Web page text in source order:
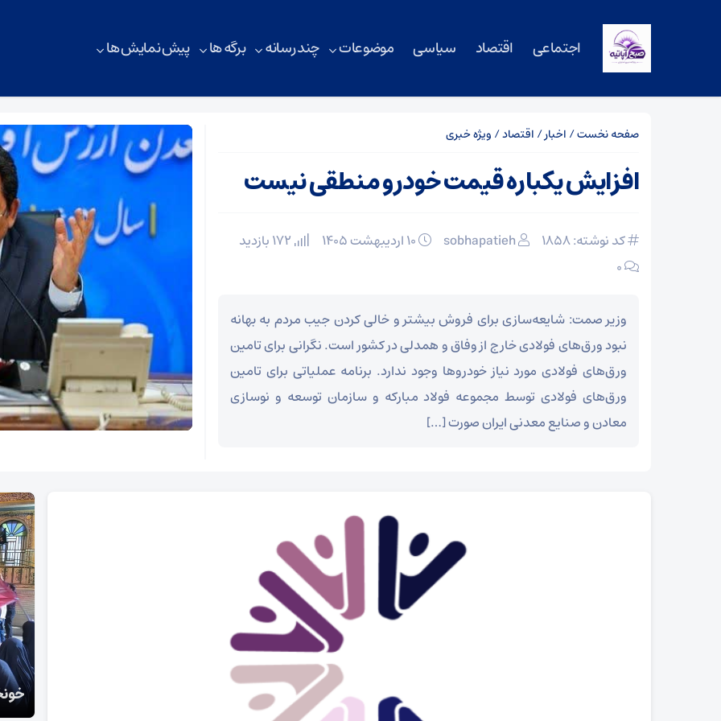
اجتماعی اقتصاد سیاسی موضوعات چند رسانه برگه ها پیش نمایش ها
صفحه نخست/ اخبار/ اقتصاد/ ویژه خبری
افزایش یکباره قیمت خودرو منطقی نیست
کد نوشته: 1858 sobhapatieh
۰
وزیر صمت: شایعه‌سازی برای فروش بیشتر و خالی کردن جیب مردم به بهانه
نبود ورق‌های فولادی خارج از وفاق و همدلی در کشور است. نگرانی برای تامین
ورق‌های فولادی مورد نیاز خودروها وجود ندارد. برنامه عملیاتی برای تامین
ورق‌های فولادی توسط مجموعه فولاد مبارکه و سازمان توسعه و نوسازی
معادن و صنایع معدنی ایران صورت […]
وضعیت معیشتی مردم اولویت اصلی مسئولان باشد خونخواهی مردم سورمق هرشب ادامه دارد